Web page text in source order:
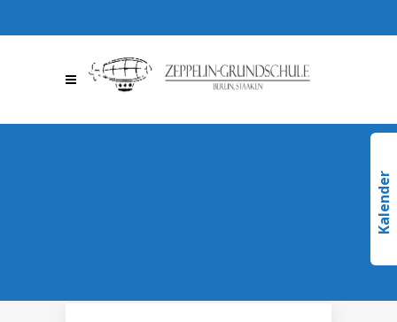
367095123
info@zeppelin-
gs.de
Kalender